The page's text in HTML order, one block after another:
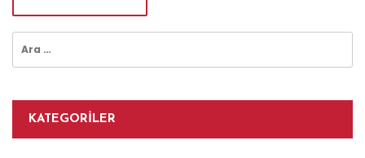
Arama:
KATEGORILER